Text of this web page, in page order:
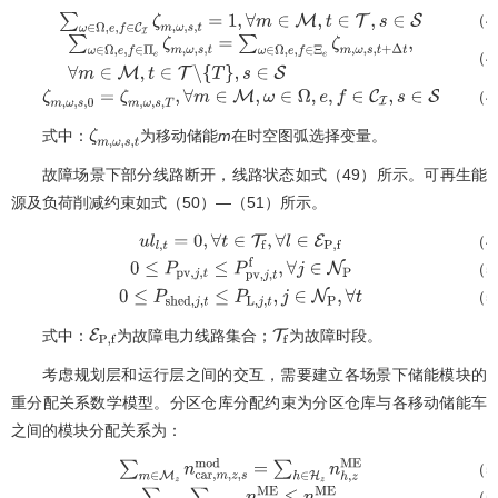
∑ω∈Ω,e ,f∈CIζm,ω ,s, t=1,∀m ∈M, t∈T s∈ S （
∈Ω ,e ∈Πe ζm,ω ∑ω m∈
（
ζm ω, s,0=ζm,ω ,s,T, ∀m∈M ,ω ∈ Ω,e f∈C I,s ∈S （
式中： ζm,ω,s,t
为移动储能m在时空图弧选择变量。
故障场景下部分线路断开，线路状态如式（49）所示。可再生能
源及负荷削减约束如式（50）—（51）所示。
ull, t=0,∀ ∈ Tf,∀ l∈ EP ,f
（
0≤Ppv, ,t≤ Ppv,j,tf,∀j∈ NP
（
0≤Pshed ,j,t ≤PL,j,t,j∈ N P,∀t （
式中： EP,f
为故障电力线路集合； Tf
为故障时段。
考虑规划层和运行层之间的交互，需要建立各场景下储能模块的
重分配关系数学模型。分区仓库分配约束为分区仓库与各移动储能车
之间的模块分配关系为：
∑m∈Mzncar,m,z ,smod=∑h∈H
（